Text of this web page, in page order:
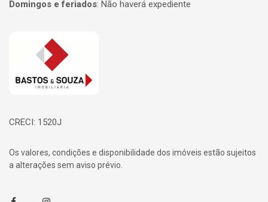
Domingos e feriados: Não haverá expediente
Página inicial
CRECI: 1520J
Os valores, condições e disponibilidade dos imóveis estão sujeitos
a alterações sem aviso prévio.